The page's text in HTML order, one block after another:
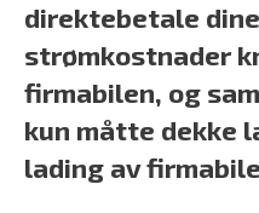
direktebetale
strømkostnader
firmabilen, og
kun måtte dekke
lading av